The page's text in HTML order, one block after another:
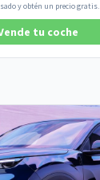
y obtén un precio gratis.
tu coche